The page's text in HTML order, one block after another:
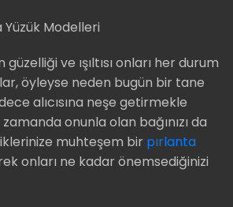
Yüzük Modelleri
ve ışıltısı onları her durum
öyleyse neden bugün bir tane
alıcısına neşe getirmekle
onunla olan bağınızı da
muhteşem bir pırlanta
onları ne kadar önemsediğinizi